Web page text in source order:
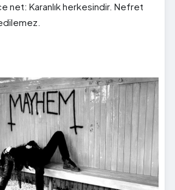
net: Karanlık herkesindir. Nefret